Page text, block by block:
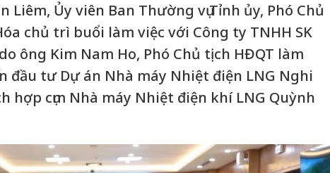
Liêm, Ủy viên Ban Thường vụ Tỉnh ủy, Phó Chủ
chủ trì buổi làm việc với Công ty TNHH SK
ông Kim Nam Ho, Phó Chủ tịch HĐQT làm
đầu tư Dự án Nhà máy Nhiệt điện LNG Nghi
hợp cụm Nhà máy Nhiệt điện khí LNG Quỳnh